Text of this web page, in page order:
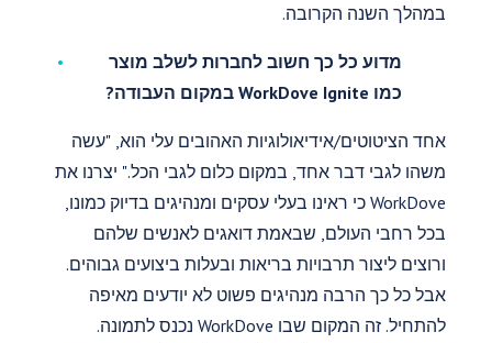
במהלך השנה הקרובה.
מדוע כל כך חשוב לחברות לשלב מוצר
כמו WorkDove Ignite במקום העבודה?
אחד הציטוטים/אידיאולוגיות האהובים עלי הוא, "עשה
משהו לגבי דבר אחד, במקום כלום לגבי הכל." יצרנו את
WorkDove כי ראינו בעלי עסקים ומנהיגים בדיוק כמונו,
בכל רחבי העולם, שבאמת דואגים לאנשים שלהם
ורוצים ליצור תרבויות בריאות ובעלות ביצועים גבוהים.
אבל כל כך הרבה מנהיגים פשוט לא יודעים מאיפה
להתחיל. זה המקום שבו WorkDove נכנס לתמונה.